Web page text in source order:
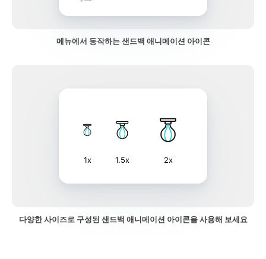
메뉴에서 동작하는 샌드백 애니메이션 아이콘
1x 1.5x 2x
다양한 사이즈로 구성된 샌드백 애니메이션 아이콘을 사용해 보세요